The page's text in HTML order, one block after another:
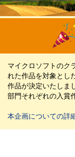
マイクロソフトのク
れた作品を対象とし
作品が決定いたしま
部門それぞれの入賞
本企画についての詳